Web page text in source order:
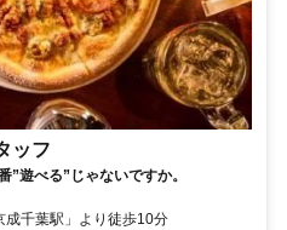
ッフ
”遊べる”じゃないですか。
成千葉駅」より徒歩10分